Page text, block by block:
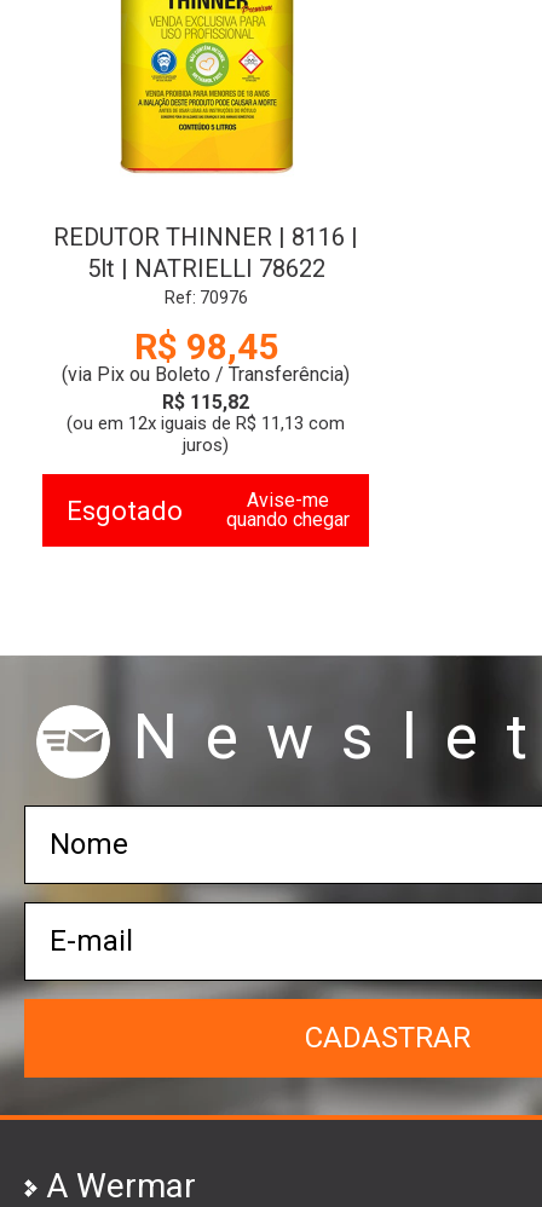
Esgotado
Avise-me
quando chegar
REDUTOR THINNER | 8116 |
5lt | NATRIELLI 78622
Ref: 70976
R$ 98,45
(via Pix ou Boleto / Transferência)
R$ 115,82
(ou em 12x iguais de R$ 11,13 com
juros)
CADASTRAR
A Wermar